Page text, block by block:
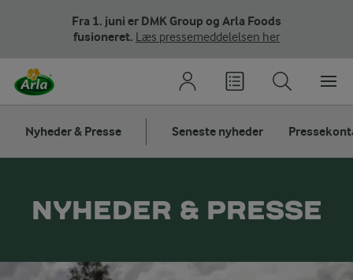
Fra 1. juni er DMK Group og Arla Foods
fusioneret. Læs pressemeddelelsen her
Nyheder & Presse Seneste nyheder
NYHEDER & PRESSE